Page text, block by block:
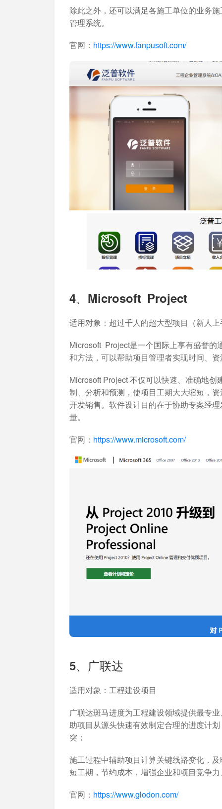
除此之外，还可以满足各施工单位的业务
管理系统。
官网： https://www.fanpusoft.com/
4、Microsoft Project
适用对象 ：超过千人的超大型项目（新人
Microsoft Project是一个国际上享有盛誉的
和方法，可以帮助项目管理者实现时间、
Microsoft Project 不仅可以快速、准确地
制、分析和预测，使项目工期大大缩短，
开发销售。软件设计目的在于协助专案经
量。
官网： https://www.microsoft.com/
5、广联达
适用对象 ：工程建设项目
广联达斑马进度为工程建设领域提供最专
助项目从源头快速有效制定合理的进度计
突；
施工过程中辅助项目计算关键线路变化，
短工期，节约成本，增强企业和项目竞争
官网： https://www.glodon.com/